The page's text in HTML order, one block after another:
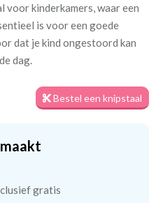
Volledig verduisterend
Binnen één week (in doos)
Semi natuurlijke vezels
Soft gordijn heeft een
kinderkamers, waar een
is voor een goede
dat je kind ongestoord kan
dag.
Bestel een knipstaal
gratis